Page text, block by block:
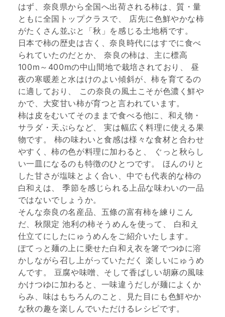
はず、奈良県から全国へ出荷される柿は、質・量
ともに全国トップクラスで、 店先に色鮮やかな柿
がたくさん並ぶと「秋」を感じる土地柄です。
日本で柿の歴史は古く、奈良時代にはすでに食べ
られていたのだとか、 奈良の柿は、主に標高
100m～400mの中山間地で栽培されており、 昼
夜の寒暖差と水はけのよい傾斜が、柿を育てるの
に適しており、 この奈良の風土こそが色濃く鮮や
かで、大変甘い柿が育つと言われています。
柿は皮をむいてそのままで食べる他に、和え物・
サラダ・天ぷらなど、 実は幅広く料理に使える果
物です。 柿の味わいと食感は様々な食材と合わせ
やすく、柿の色が料理に加わると、 ぐっと秋らし
い一皿になるのも特徴のひとつです。 ほんのりと
した甘さが塩味とよく合い、中でも代表的な柿の
白和えは、 季節を感じられる上品な味わいの一品
ではないでしょうか。
そんな奈良の名産品、五條の富有柿を練りこん
だ、秋限定 池利の柿そうめんを使って、 白和え
仕立てにしたにゅうめんをご紹介いたします。
ぽてっと麺の上に乗せた白和え衣を箸でつゆに溶
かしながら召し上がっていただく 楽しいにゅうめ
んです。 豆腐や味噌、そして香ばしい胡麻の風味
かけつゆに加わると、一味違うだしが麺によくか
らみ、味はもちろんのこと、見た目にも色鮮やか
な秋の趣を楽しんでいただけるレシピです。